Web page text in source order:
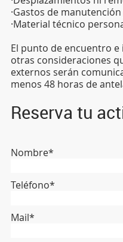
·Gastos de
·Material técnico
El punto de encuentro
otras consideraciones
externos serán
menos 48 horas de
Reserva tu
Nombre*
Teléfono*
Mail*